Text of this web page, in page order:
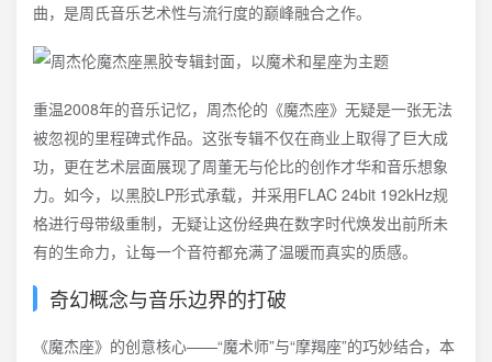
曲，是周氏音乐艺术性与流行度的巅峰融合之作。
重温2008年的音乐记忆，周杰伦的《魔杰座》无疑是一张无法
被忽视的里程碑式作品。这张专辑不仅在商业上取得了巨大成
功，更在艺术层面展现了周董无与伦比的创作才华和音乐想象
力。如今，以黑胶LP形式承载，并采用FLAC 24bit 192kHz规
格进行母带级重制，无疑让这份经典在数字时代焕发出前所未
有的生命力，让每一个音符都充满了温暖而真实的质感。
奇幻概念与音乐边界的打破
《魔杰座》的创意核心——“魔术师”与“摩羯座”的巧妙结合，本